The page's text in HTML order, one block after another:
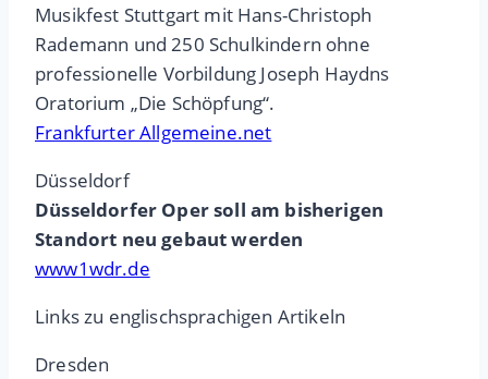
Musikfest Stuttgart mit Hans-Christoph
Rademann und 250 Schulkindern ohne
professionelle Vorbildung Joseph Haydns
Oratorium „Die Schöpfung“.
Frankfurter Allgemeine.net
Düsseldorf
Düsseldorfer Oper soll am bisherigen
Standort neu gebaut werden
www1wdr.de
Links zu englischsprachigen Artikeln
Dresden